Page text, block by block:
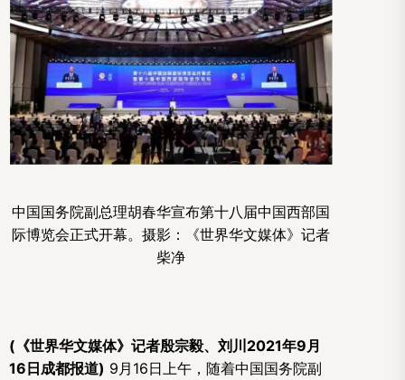
中国国务院副总理胡春华宣布第十八届中国西部国
际博览会正式开幕。摄影：《世界华文媒体》记者
柴净
(《世界华文媒体》记者殷宗毅、刘川2021年9月
16日成都报道) 9月16日上午，随着中国国务院副